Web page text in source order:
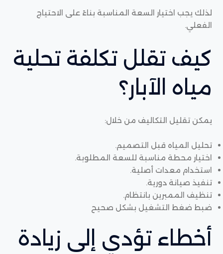
لذلك يجب اختيار السعة المناسبة بناءً على الاحتياج
الفعلي.
كيف تقلل تكلفة تحلية
مياه الآبار؟
يمكن تقليل التكاليف من خلال:
تحليل المياه قبل التصميم.
اختيار محطة مناسبة للسعة المطلوبة.
استخدام معدات أصلية.
تنفيذ صيانة دورية.
تنظيف الممبرين بانتظام.
ضبط ضغط التشغيل بشكل صحيح
أخطاء تؤدي إلى زيادة